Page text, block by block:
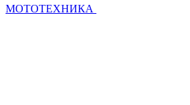
МОТОТЕХНИКА